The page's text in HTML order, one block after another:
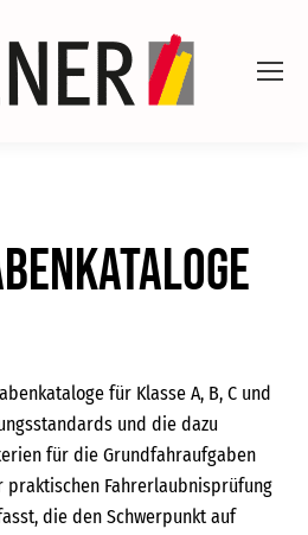
für Klasse A, B, C und
und die dazu
für die Grundfahraufgaben
praktischen Fahrerlaubnisprüfung
die den Schwerpunkt auf